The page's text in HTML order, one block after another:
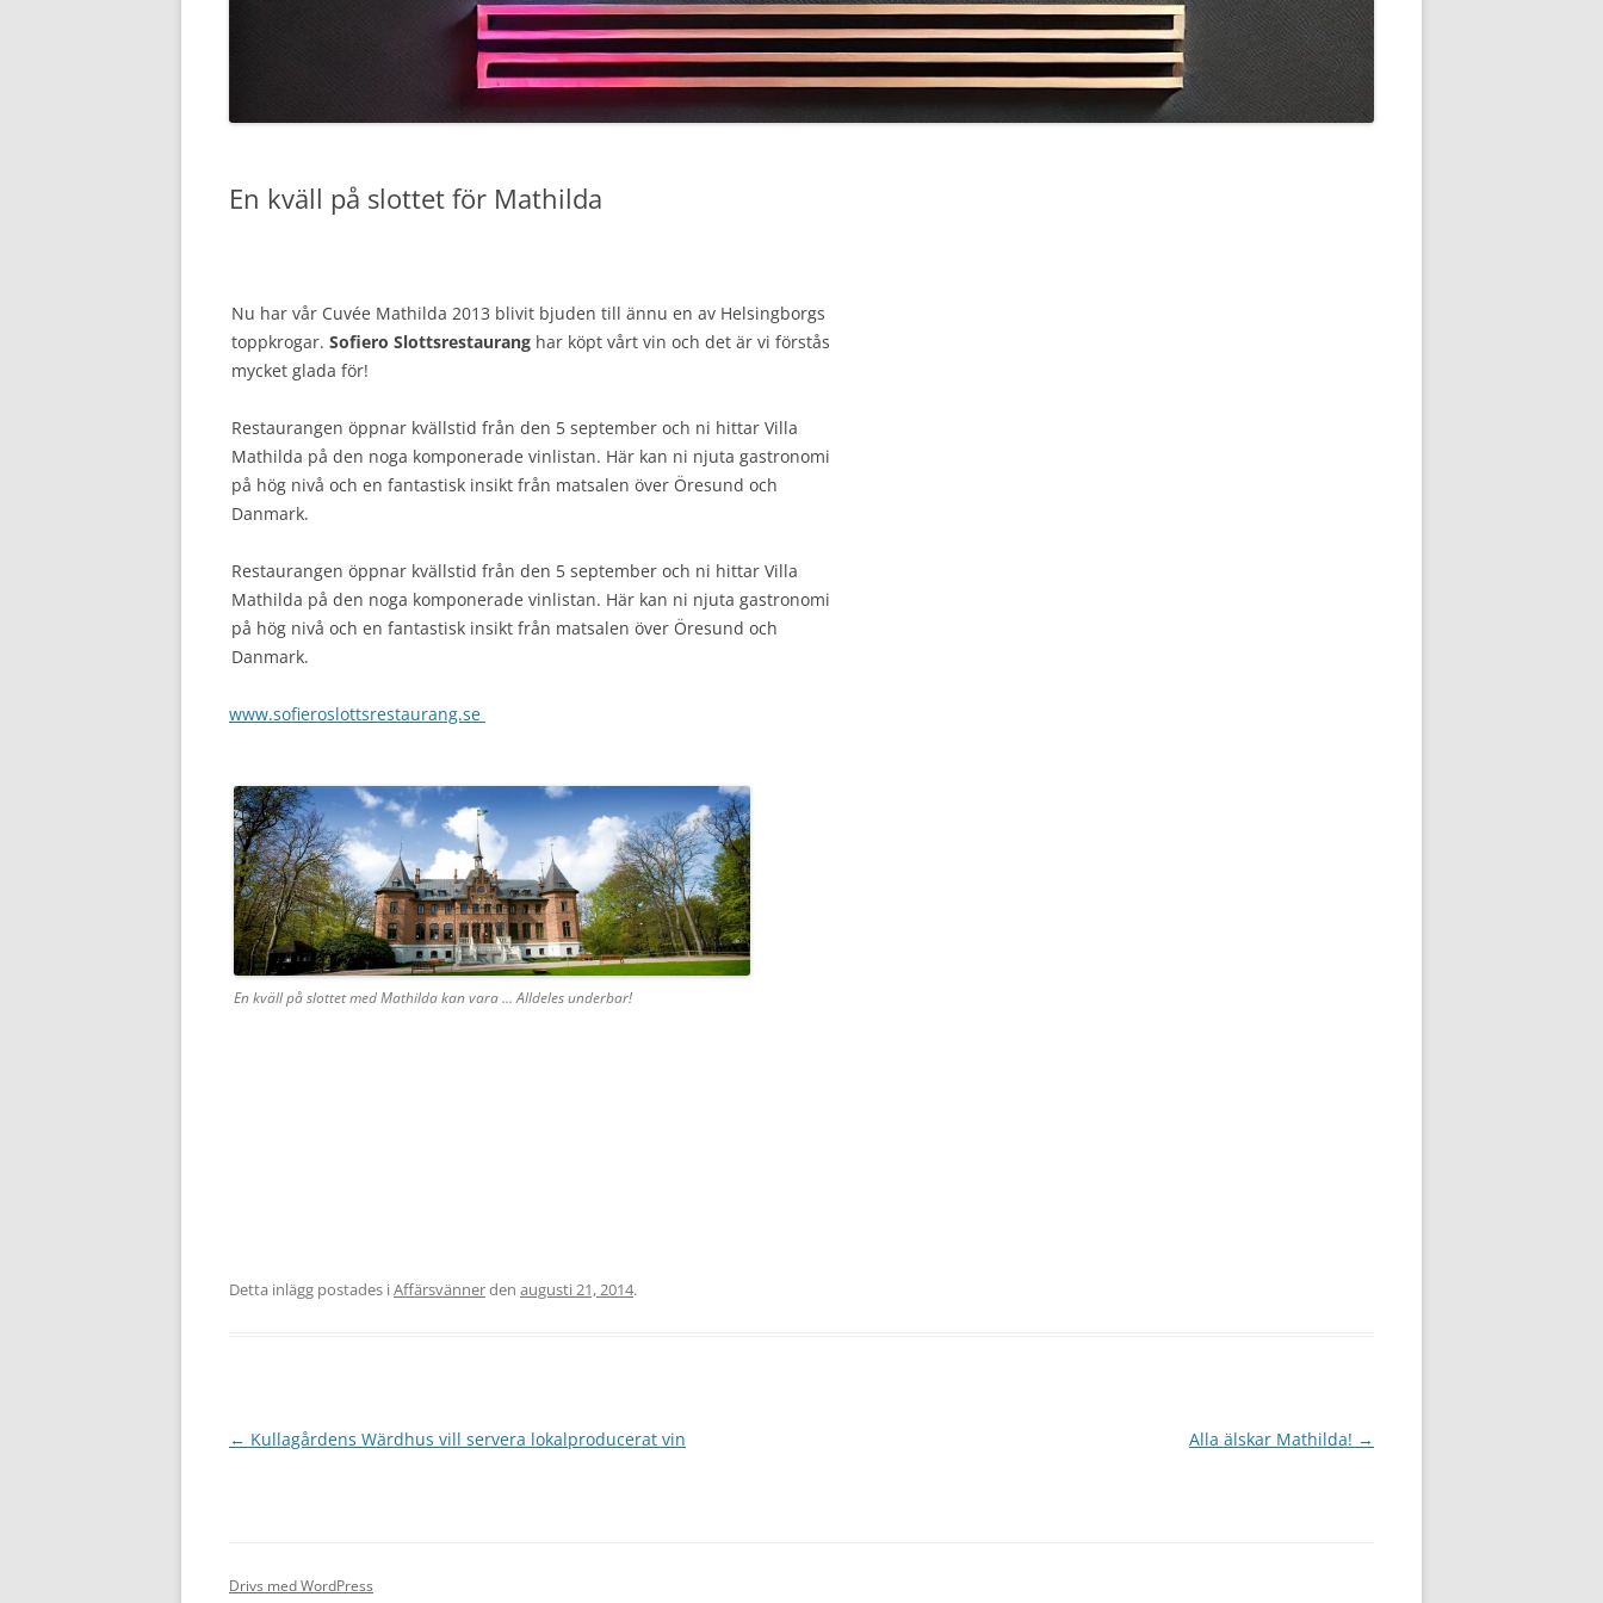
BILDGALLERI
DRUVSORTER
En kväll på slottet för Mathilda
Nu har vår Cuvée Mathilda 2013 blivit bjuden till ännu en av Helsingborgs
toppkrogar. Sofiero Slottsrestauranghar köpt vårt vin och det är vi förstås
mycket glada för!
Restaurangen öppnar kvällstid från den 5 september och ni hittar Villa
Mathilda på den noga komponerade vinlistan. Här kan ni njuta gastronomi
på hög nivå och en fantastisk insikt från matsalen över Öresund och
Danmark.
Restaurangen öppnar kvällstid från den 5 september och ni hittar Villa
Mathilda på den noga komponerade vinlistan. Här kan ni njuta gastronomi
på hög nivå och en fantastisk insikt från matsalen över Öresund och
Danmark.
www.sofieroslottsrestaurang.se
En kväll på slottet med Mathilda kan vara … Alldeles underbar!
Detta inlägg postades iAffärsvännerden augusti 21, 2014.
Inläggsnavigering
← Kullagårdens Wärdhus vill servera lokalproducerat vin Alla älskar Mathilda! →
Drivs med WordPress